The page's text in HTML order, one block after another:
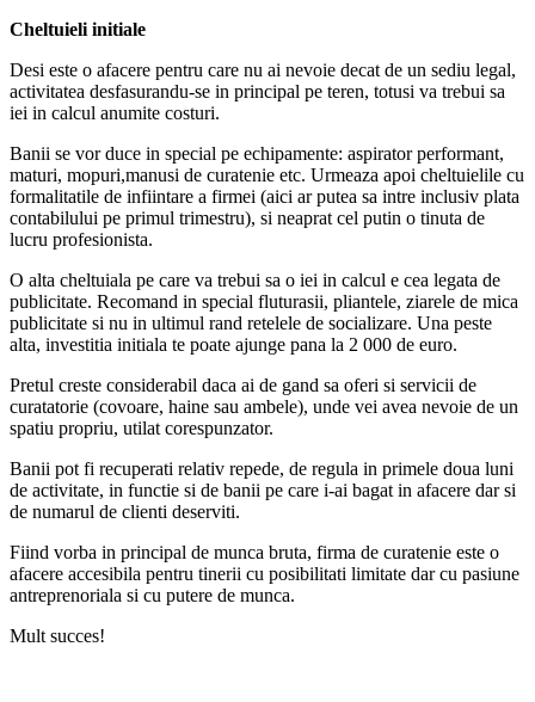
Cheltuieli initiale
Desi este o afacere pentru care nu ai nevoie decat de un sediu legal,
activitatea desfasurandu-se in principal pe teren, totusi va trebui sa
iei in calcul anumite costuri.
Banii se vor duce in special pe echipamente: aspirator performant,
maturi, mopuri,manusi de curatenie etc. Urmeaza apoi cheltuielile cu
formalitatile de infiintare a firmei (aici ar putea sa intre inclusiv plata
contabilului pe primul trimestru), si neaprat cel putin o tinuta de
lucru profesionista.
O alta cheltuiala pe care va trebui sa o iei in calcul e cea legata de
publicitate. Recomand in special fluturasii, pliantele, ziarele de mica
publicitate si nu in ultimul rand retelele de socializare. Una peste
alta, investitia initiala te poate ajunge pana la 2 000 de euro.
Pretul creste considerabil daca ai de gand sa oferi si servicii de
curatatorie (covoare, haine sau ambele), unde vei avea nevoie de un
spatiu propriu, utilat corespunzator.
Banii pot fi recuperati relativ repede, de regula in primele doua luni
de activitate, in functie si de banii pe care i-ai bagat in afacere dar si
de numarul de clienti deserviti.
Fiind vorba in principal de munca bruta, firma de curatenie este o
afacere accesibila pentru tinerii cu posibilitati limitate dar cu pasiune
antreprenoriala si cu putere de munca.
Mult succes!